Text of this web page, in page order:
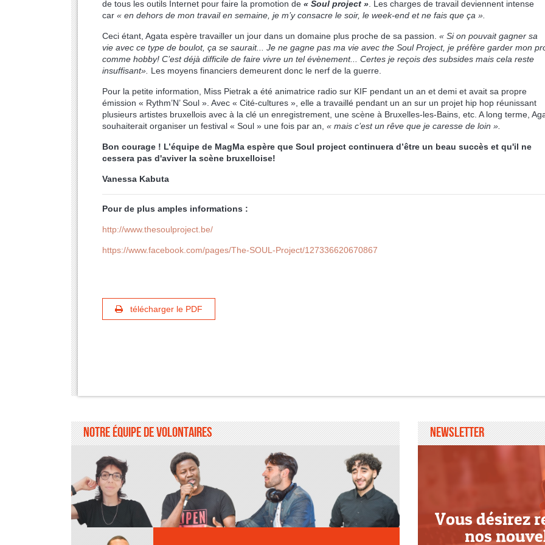
de tous les outils Internet pour faire la promotion de « Soul project » . Les charges de travail deviennent intense
car « en dehors de mon travail en semaine, je m’y consacre le soir, le week-end et ne fais que ça ».
Ceci étant, Agata espère travailler un jour dans un domaine plus proche de sa passion. « Si on pouvait gagner sa
vie avec ce type de boulot, ça se saurait... Je ne gagne pas ma vie avec the Soul Project, je préfère garder mon
comme hobby! C’est déjà difficile de faire vivre un tel évènement... Certes je reçois des subsides mais cela reste
insuffisant». Les moyens financiers demeurent donc le nerf de la guerre.
Pour la petite information, Miss Pietrak a été animatrice radio sur KIF pendant un an et demi et avait sa propre
émission « Rythm’N’ Soul ». Avec « Cité-cultures », elle a travaillé pendant un an sur un projet hip hop réunissant
plusieurs artistes bruxellois avec à la clé un enregistrement, une scène à Bruxelles-les-Bains, etc. A long terme,
souhaiterait organiser un festival « Soul » une fois par an, « mais c’est un rêve que je caresse de loin ».
Bon courage ! L’équipe de MagMa espère que Soul project continuera d’être un beau succès et qu'il ne
cessera pas d'aviver la scène bruxelloise!
Vanessa Kabuta
Pour de plus amples informations :
http://www.thesoulproject.be/
https://www.facebook.com/pages/The-SOUL-Project/127336620670867
télécharger le PDF
Notre équipe de volontaires Newsletter
Vous désirez
nos